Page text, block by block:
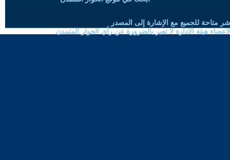
متاحة للجميع مع الإشارة إلى المصدر
هيئة الادارة لا تعبر بالضرورة عن رأي الحوار المتمدن